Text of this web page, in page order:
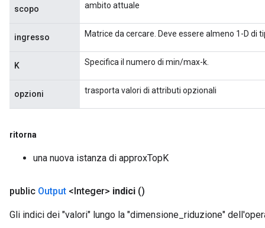
scopo ambito attuale
ingresso Matrice da cercare. Deve essere almeno 1-D di
K Specifica il numero di min/max-k.
opzioni trasporta valori di attributi opzionali
ritorna
una nuova istanza di approxTopK
public Output <Integer> indici ()
Gli indici dei "valori" lungo la "dimensione_riduzione"